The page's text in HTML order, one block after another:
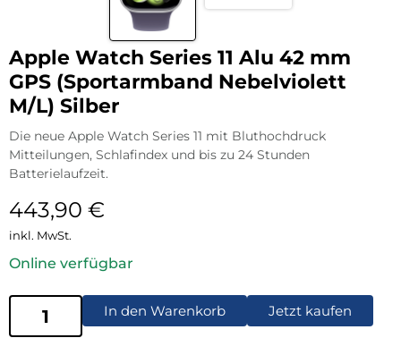
Apple Watch Series 11 Alu 42 mm
GPS (Sportarmband Nebelviolett
M/L) Silber
Die neue Apple Watch Series 11 mit Bluthochdruck
Mitteilungen, Schlafindex und bis zu 24 Stunden
Batterielaufzeit.
443,90 €
inkl. MwSt.
Online verfügbar
In den Warenkorb Jetzt kaufen